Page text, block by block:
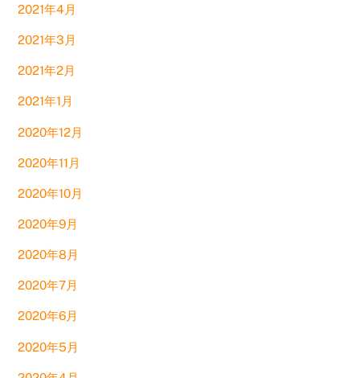
2021年4月
2021年3月
2021年2月
2021年1月
2020年12月
2020年11月
2020年10月
2020年9月
2020年8月
2020年7月
2020年6月
2020年5月